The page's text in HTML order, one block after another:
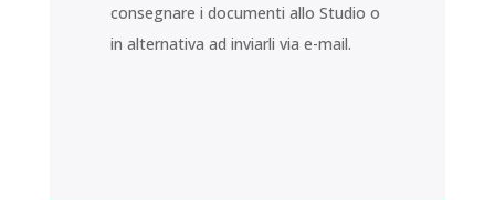
consegnare i documenti allo Studio o
in alternativa ad inviarli via e-mail.